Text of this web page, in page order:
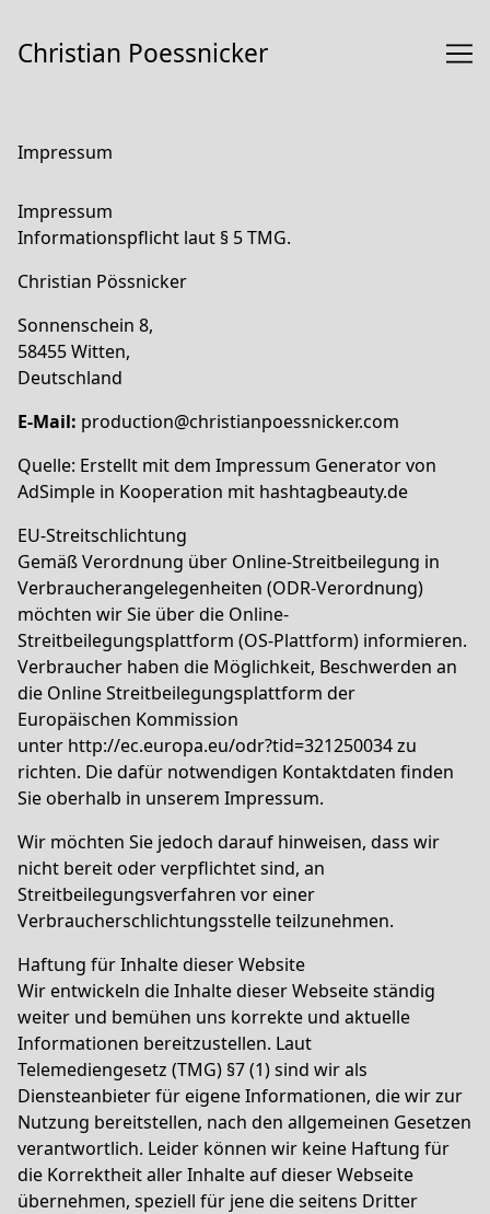
Content
Christian Poessnicker
Impressum
Impressum
Informationspflicht laut § 5 TMG.
Christian Pössnicker
Sonnenschein 8,
58455 Witten,
Deutschland
E-Mail: production@christianpoessnicker.com
Quelle: Erstellt mit dem Impressum Generatorvon
AdSimple in Kooperation mit hashtagbeauty.de
EU-Streitschlichtung
Gemäß Verordnung über Online-Streitbeilegung in
Verbraucherangelegenheiten (ODR-Verordnung)
möchten wir Sie über die Online-
Streitbeilegungsplattform (OS-Plattform) informieren.
Verbraucher haben die Möglichkeit, Beschwerden an
die Online Streitbeilegungsplattform der
Europäischen Kommission
unter http://ec.europa.eu/odr?tid=321250034zu
richten. Die dafür notwendigen Kontaktdaten finden
Sie oberhalb in unserem Impressum.
Wir möchten Sie jedoch darauf hinweisen, dass wir
nicht bereit oder verpflichtet sind, an
Streitbeilegungsverfahren vor einer
Verbraucherschlichtungsstelle teilzunehmen.
Haftung für Inhalte dieser Website
Wir entwickeln die Inhalte dieser Webseite ständig
weiter und bemühen uns korrekte und aktuelle
Informationen bereitzustellen. Laut
Telemediengesetz (TMG) §7 (1)sind wir als
Diensteanbieter für eigene Informationen, die wir zur
Nutzung bereitstellen, nach den allgemeinen Gesetzen
verantwortlich. Leider können wir keine Haftung für
die Korrektheit aller Inhalte auf dieser Webseite
übernehmen, speziell für jene die seitens Dritter